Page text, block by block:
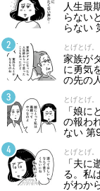
人生最
らない
らない
とげとげ
家族が
に勇気
の先の
とげとげ
「娘
の報わ
ない 第
とげとげ
「夫
る。私
がわか